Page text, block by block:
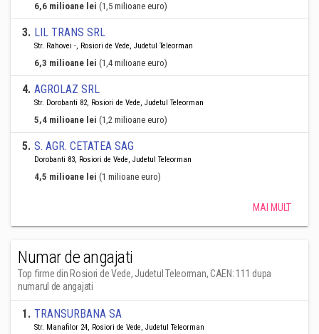
6,6 milioane lei (1,5 milioane euro)
3. LIL TRANS SRL
Str. Rahovei -, Rosiori de Vede, Judetul Teleorman
6,3 milioane lei (1,4 milioane euro)
4. AGROLAZ SRL
Str. Dorobanti 82, Rosiori de Vede, Judetul Teleorman
5,4 milioane lei (1,2 milioane euro)
5. S. AGR. CETATEA SAG
Dorobanti 83, Rosiori de Vede, Judetul Teleorman
4,5 milioane lei (1 milioane euro)
MAI MULT
Numar de angajati
Top firme din Rosiori de Vede, Judetul Teleorman, CAEN: 111 dupa
numarul de angajati
1. TRANSURBANA SA
Str. Manafilor 24, Rosiori de Vede, Judetul Teleorman